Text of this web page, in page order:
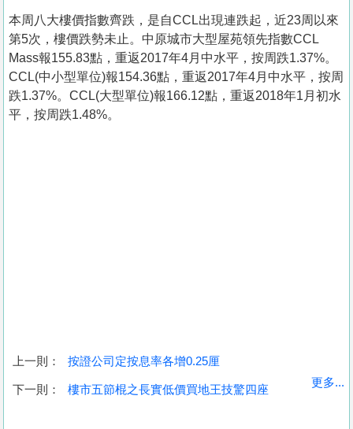
收
本周八大樓價指數齊跌，是自CCL出現連跌起，近23周以來
第5次，樓價跌勢未止。中原城市大型屋苑領先指數CCL
Mass報155.83點，重返2017年4月中水平，按周跌1.37%。
CCL(中小型單位)報154.36點，重返2017年4月中水平，按周
跌1.37%。CCL(大型單位)報166.12點，重返2018年1月初水
平，按周跌1.48%。
上一則： 按證公司定按息率各增0.25厘
下一則： 樓市五節棍之長實低價買地王技驚四座
更多...